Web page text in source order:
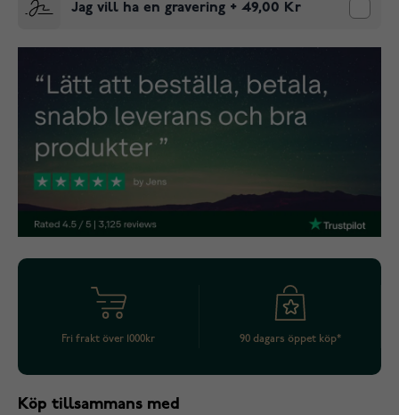
Jag vill ha en gravering + 49,00 Kr
Fri frakt över 1000kr 90 dagars öppet köp*
Köp tillsammans med